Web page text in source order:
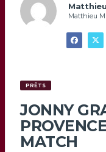
Matthieu M
PRÊTS
JONNY
MATCH